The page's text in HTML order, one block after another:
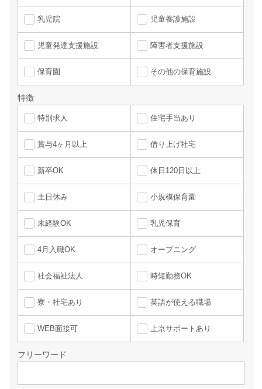
乳児院 児童養護施設
児童発達支援施設 障害者支援施設
保育園 その他の保育施設
特徴
特別求人 住宅手当あり
賞与4ヶ月以上 借り上げ社宅
新卒OK 休日120日以上
土日休み 小規模保育園
未経験OK 乳児保育
4月入職OK オープニング
社会福祉法人 時短勤務OK
寮・社宅あり 英語が使える職場
WEB面接可 上京サポートあり
フリーワード